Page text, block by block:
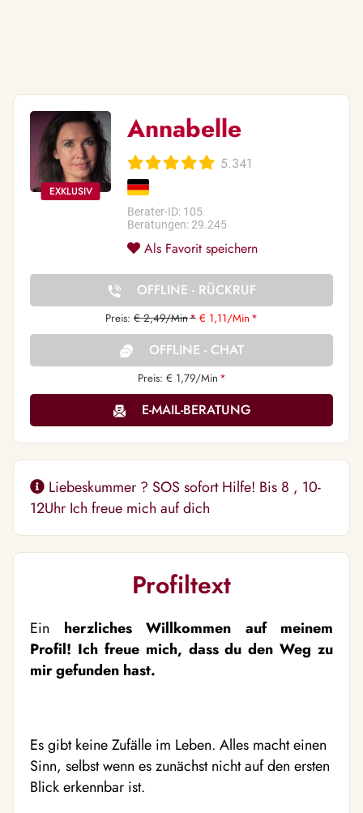
Annabelle
5.341
Berater-ID: 105
Beratungen: 29.245
Als Favorit speichern
OFFLINE - RÜCKRUF
Preis: € 2,49/Min* € 1,11/Min *
OFFLINE - CHAT
Preis: € 1,79/Min *
E-MAIL-BERATUNG
Liebeskummer ? SOS sofort Hilfe! Bis 8 , 10-
12Uhr Ich freue mich auf dich
Profiltext
Ein herzliches Willkommen auf meinem
Profil! Ich freue mich, dass du den Weg zu
mir gefunden hast.
Es gibt keine Zufälle im Leben. Alles macht einen
Sinn, selbst wenn es zunächst nicht auf den ersten
Blick erkennbar ist.